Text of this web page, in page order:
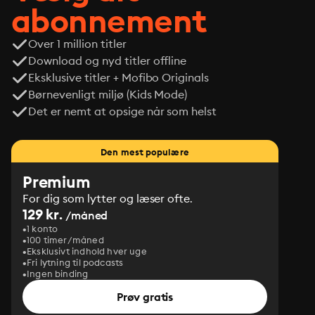
abonnement
Over 1 million titler
Download og nyd titler offline
Eksklusive titler + Mofibo Originals
Børnevenligt miljø (Kids Mode)
Det er nemt at opsige når som helst
Den mest populære
Premium
For dig som lytter og læser ofte.
129 kr. /måned
1 konto
100 timer/måned
Eksklusivt indhold hver uge
Fri lytning til podcasts
Ingen binding
Prøv gratis